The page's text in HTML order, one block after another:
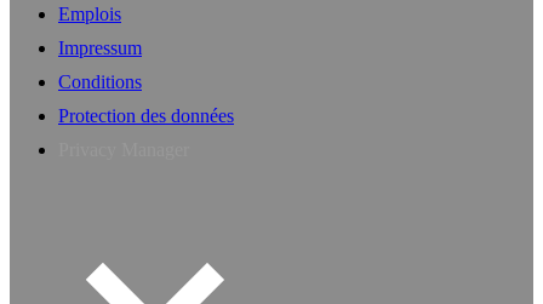
Emplois
Impressum
Conditions
Protection des données